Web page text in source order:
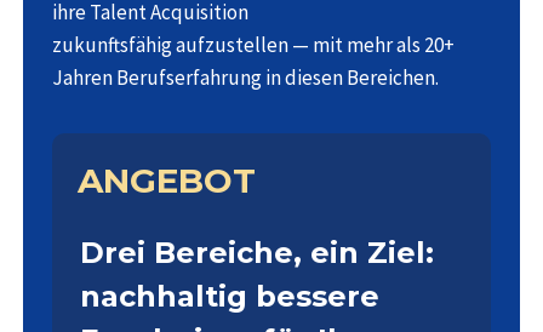
ihre Talent Acquisition
zukunftsfähig aufzustellen — mit mehr als 20+
Jahren Berufserfahrung in diesen Bereichen.
ANGEBOT
Drei Bereiche, ein Ziel:
nachhaltig bessere